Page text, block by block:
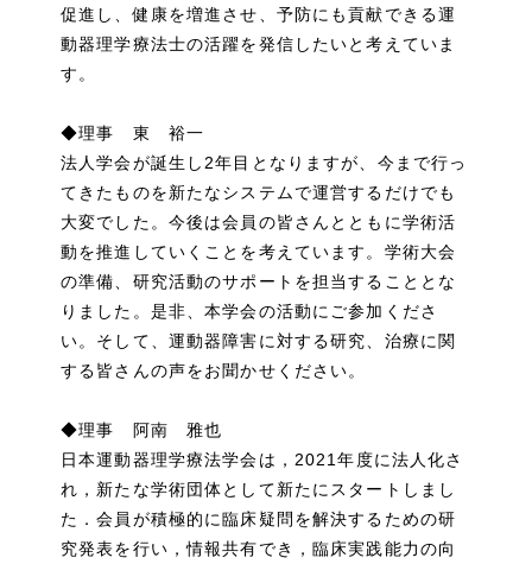
促進し、健康を増進させ、予防にも貢献できる運
動器理学療法士の活躍を発信したいと考えていま
す。
◆理事 東 裕一
法人学会が誕生し2年目となりますが、今まで行っ
てきたものを新たなシステムで運営するだけでも
大変でした。今後は会員の皆さんとともに学術活
動を推進していくことを考えています。学術大会
の準備、研究活動のサポートを担当することとな
りました。是非、本学会の活動にご参加くださ
い。そして、運動器障害に対する研究、治療に関
する皆さんの声をお聞かせください。
◆理事 阿南 雅也
日本運動器理学療法学会は，2021年度に法人化さ
れ，新たな学術団体として新たにスタートしまし
た．会員が積極的に臨床疑問を解決するための研
究発表を行い，情報共有でき，臨床実践能力の向